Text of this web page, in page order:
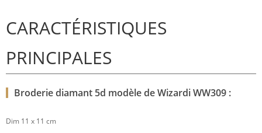
CARACTÉRISTIQUES
PRINCIPALES
Broderie diamant 5d modèle de Wizardi WW309 :
Dim 11 x 11 cm